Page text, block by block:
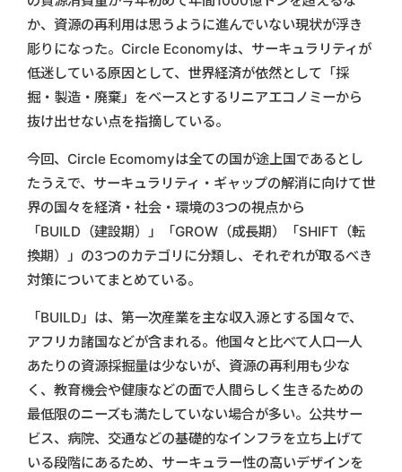
か、資源の再利用は思うように進んでいない現状が浮き
彫りになった。Circle Economyは、サーキュラリティが
低迷している原因として、世界経済が依然として「採
掘・製造・廃棄」をベースとするリニアエコノミーから
抜け出せない点を指摘している。
今回、Circle Ecomomyは全ての国が途上国であるとし
たうえで、サーキュラリティ・ギャップの解消に向けて世
界の国々を経済・社会・環境の3つの視点から
「BUILD（建設期）」「GROW（成長期）「SHIFT（転
換期）」の3つのカテゴリに分類し、それぞれが取るべき
対策についてまとめている。
「BUILD」は、第一次産業を主な収入源とする国々で、
アフリカ諸国などが含まれる。他国々と比べて人口一人
あたりの資源採掘量は少ないが、資源の再利用も少な
く、教育機会や健康などの面で人間らしく生きるための
最低限のニーズも満たしていない場合が多い。公共サー
ビス、病院、交通などの基礎的なインフラを立ち上げて
いる段階にあるため、サーキュラー性の高いデザインを